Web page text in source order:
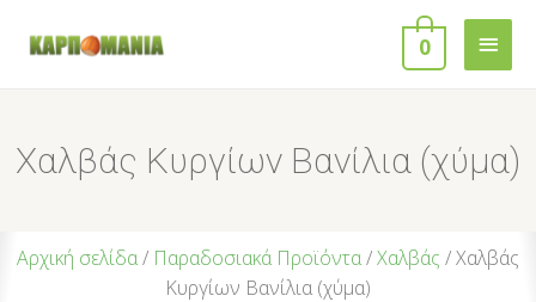
0
Χαλβάς Κυργίων Βανίλια (χύμα)
Αρχική σελίδα/ Παραδοσιακά Προϊόντα/Χαλβάς / Χαλβάς
Κυργίων Βανίλια (χύμα)